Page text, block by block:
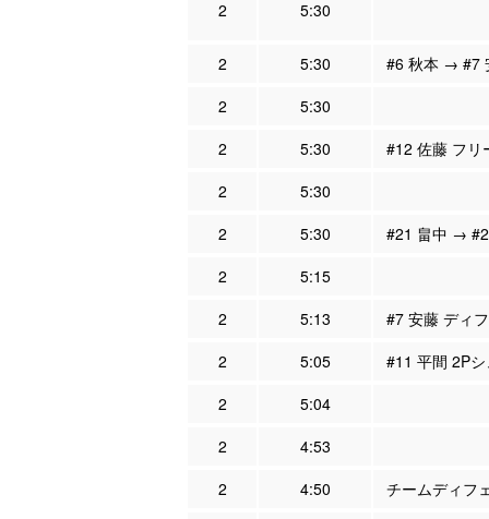
2 5:30
2 5:30
#6 秋本 → #7
2
5:30
2
5:30
#12 佐藤 フリ
2
5:30
2
5:30
#21 畠中 →
2
5:15
2
5:13
#7 安藤 ディ
2
5:05
#11 平間 2P
2
5:04
2
4:53
2
4:50 チームディフ